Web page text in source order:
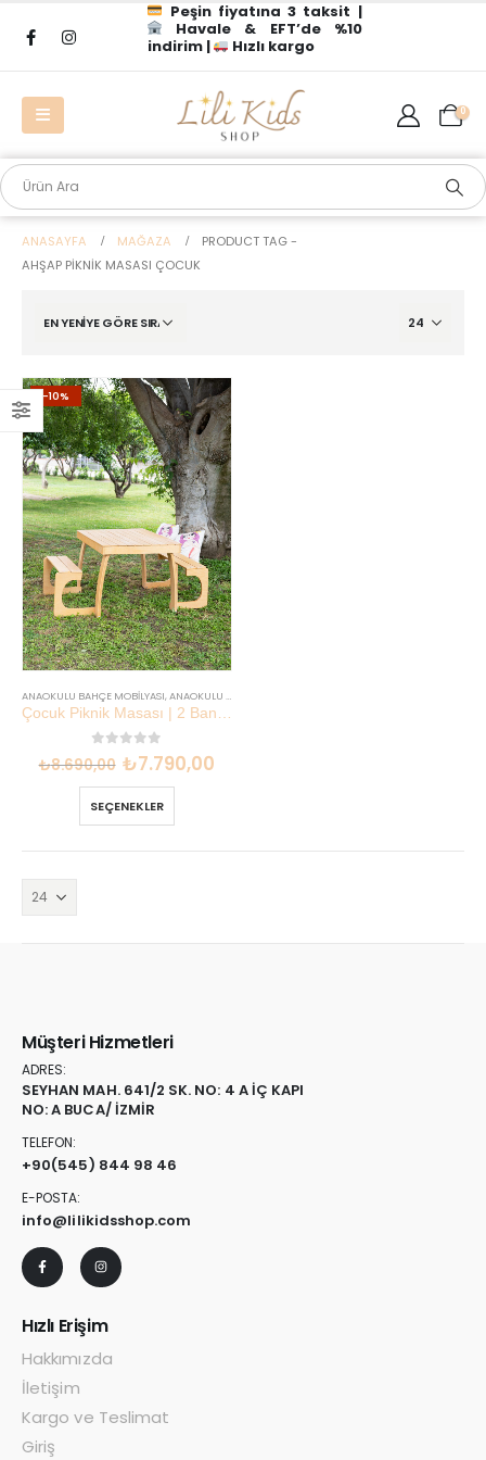
Peşin fiyatına 3 taksit |
Havale & EFT’de %10
indirim |
Hızlı kargo
0
ANASAYFA MAĞAZA
PRODUCT TAG -
AHŞAP PIKNIK MASASI ÇOCUK
-10%
ANAOKULU BAHÇE MOBILYASI,ANAOKULU MOBILYASI
out of 5
₺8.690,00 ₺7.790,00
SEÇENEKLER
Müşteri Hizmetleri
ADRES:
SEYHAN MAH. 641/2 SK. NO: 4 A İÇ KAPI
NO: A BUCA/ İZMİR
TELEFON:
+90(545) 844 98 46
E-POSTA:
info@lilikidsshop.com
Hızlı Erişim
Hakkımızda
İletişim
Kargo ve Teslimat
Giriş